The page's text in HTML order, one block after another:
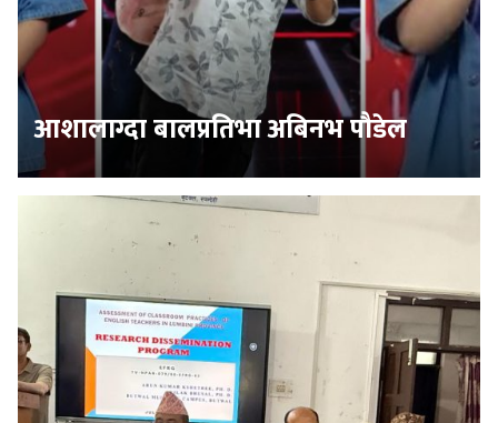
आशालाग्दा बालप्रतिभा अबिनभ पौडेल